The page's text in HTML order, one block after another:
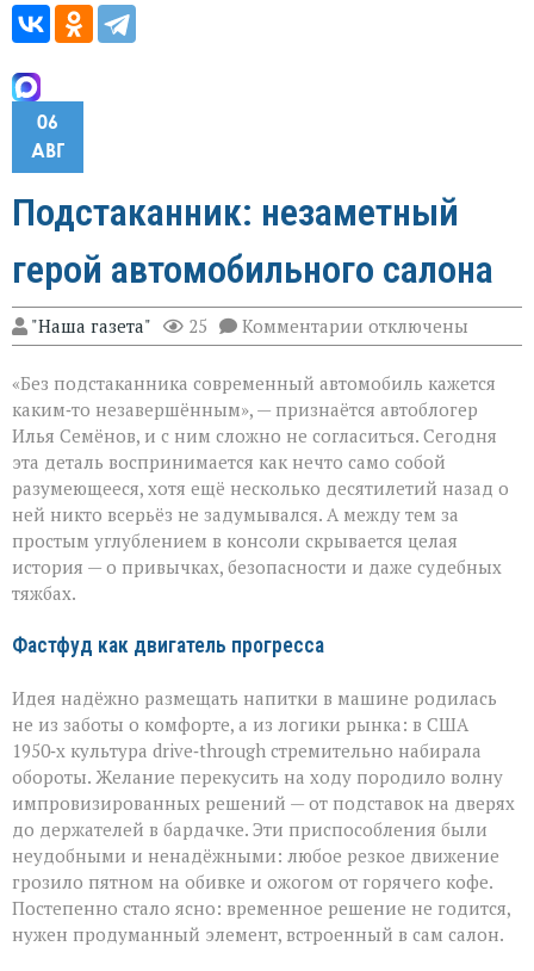
06
АВГ
Подстаканник: незаметный
герой автомобильного салона
"Наша газета" 25 Комментарии к
записи
незаметный
герой
автомобильного
салона
отключены
«Без подстаканника современный автомобиль кажется
каким‑то незавершённым», — признаётся автоблогер
Илья Семёнов, и с ним сложно не согласиться. Сегодня
эта деталь воспринимается как нечто само собой
разумеющееся, хотя ещё несколько десятилетий назад о
ней никто всерьёз не задумывался. А между тем за
простым углублением в консоли скрывается целая
история — о привычках, безопасности и даже судебных
тяжбах.
Фастфуд как двигатель прогресса
Идея надёжно размещать напитки в машине родилась
не из заботы о комфорте, а из логики рынка: в США
1950‑х культура drive‑through стремительно набирала
обороты. Желание перекусить на ходу породило волну
импровизированных решений — от подставок на дверях
до держателей в бардачке. Эти приспособления были
неудобными и ненадёжными: любое резкое движение
грозило пятном на обивке и ожогом от горячего кофе.
Постепенно стало ясно: временное решение не годится,
нужен продуманный элемент, встроенный в сам салон.